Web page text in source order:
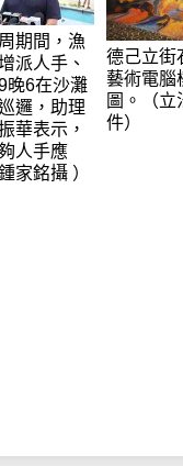
期間，漁
派人手、
晚6在沙灘
邏，助理
華表示，
人手應
家銘攝 ）
德己立街
藝術電腦
圖。（立
件）